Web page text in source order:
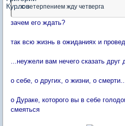
...с нетерпением жду четверга
зачем его ждать?
так всю жизнь в ожиданиях и
...неужели вам нечего сказать друг
о себе, о других, о жизни, о смерти...
о Дураке, которого вы в себе
смеяться